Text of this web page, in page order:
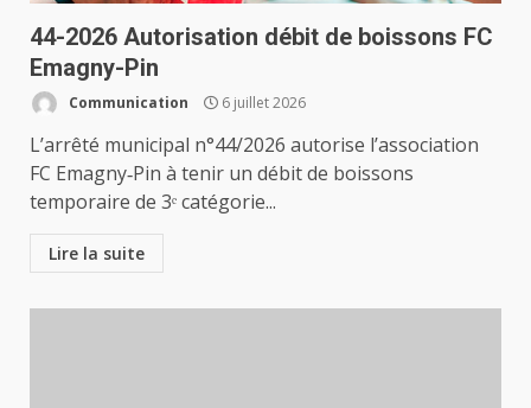
44-2026 Autorisation débit de boissons FC
Emagny-Pin
Communication 6 juillet 2026
L’arrêté municipal n°44/2026 autorise l’association
FC Emagny‑Pin à tenir un débit de boissons
temporaire de 3ᵉ catégorie...
Lire la suite